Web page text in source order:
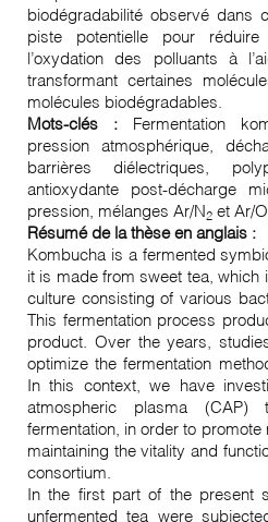
biodégradabilité observé dans
piste potentielle pour
l’oxydation des polluants à
transformant certaines
molécules biodégradables.
Mots-clés : Fermentation
pression atmosphérique,
barrières diélectriques,
antioxydante post-décharge
pression, mélanges Ar/N
2
et Ar/O
Résumé de la thèse en anglais :
Kombucha is a fermented
it is made from sweet tea, which
culture consisting of various
This fermentation process
product. Over the years,
optimize the fermentation
In this context, we have
atmospheric plasma (CAP)
fermentation, in order to promote
maintaining the vitality and
consortium.
In the first part of the present
unfermented tea were